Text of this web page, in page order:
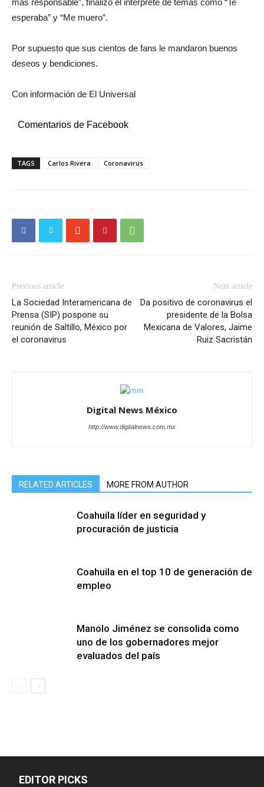
más responsable”, finalizó el intérprete de temas como “Te
esperaba” y “Me muero”.
Por supuesto que sus cientos de fans le mandaron buenos
deseos y bendiciones.
Con información de El Universal
Comentarios de Facebook
TAGS Carlos Rivera Coronavirus
Previous article
La Sociedad Interamericana de
Prensa (SIP) pospone su
reunión de Saltillo, México por
el coronavirus
Next article
Da positivo de coronavirus el
presidente de la Bolsa
Mexicana de Valores, Jaime
Ruiz Sacristán
Digital News México
http://www.digitalnews.com.mx
RELATED ARTICLES MORE FROM AUTHOR
Coahuila líder en seguridad y
procuración de justicia
Coahuila en el top 10 de generación de
empleo
Manolo Jiménez se consolida como
uno de los gobernadores mejor
evaluados del país
EDITOR PICKS